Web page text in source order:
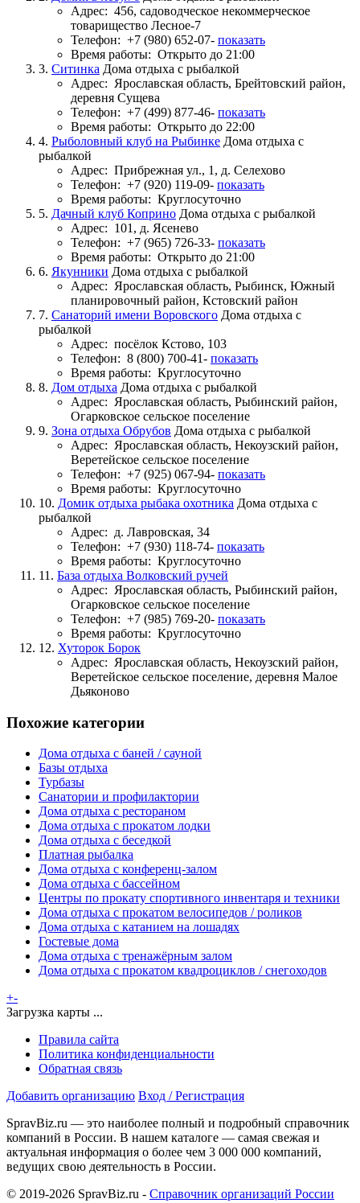
Адрес: 456, садоводческое некоммерческое
товарищество Лесное-7
Телефон: +7 (980) 652-07- показать
Время работы: Открыто до 21:00
3. Ситинка Дома отдыха с рыбалкой
Адрес: Ярославская область, Брейтовский район,
деревня Сущева
Телефон: +7 (499) 877-46- показать
Время работы: Открыто до 22:00
4. Рыболовный клуб на Рыбинке Дома отдыха с
рыбалкой
Адрес: Прибрежная ул., 1, д. Селехово
Телефон: +7 (920) 119-09- показать
Время работы: Круглосуточно
5. Дачный клуб Коприно Дома отдыха с рыбалкой
Адрес: 101, д. Ясенево
Телефон: +7 (965) 726-33- показать
Время работы: Открыто до 21:00
6. Якунники Дома отдыха с рыбалкой
Адрес: Ярославская область, Рыбинск, Южный
планировочный район, Кстовский район
7. Санаторий имени Воровского Дома отдыха с
рыбалкой
Адрес: посёлок Кстово, 103
Телефон: 8 (800) 700-41- показать
Время работы: Круглосуточно
8. Дом отдыха Дома отдыха с рыбалкой
Адрес: Ярославская область, Рыбинский район,
Огарковское сельское поселение
9. Зона отдыха Обрубов Дома отдыха с рыбалкой
Адрес: Ярославская область, Некоузский район,
Веретейское сельское поселение
Телефон: +7 (925) 067-94- показать
Время работы: Круглосуточно
10. Домик отдыха рыбака охотника Дома отдыха с
рыбалкой
Адрес: д. Лавровская, 34
Телефон: +7 (930) 118-74- показать
Время работы: Круглосуточно
11. База отдыха Волковский ручей
Адрес: Ярославская область, Рыбинский район,
Огарковское сельское поселение
Телефон: +7 (985) 769-20- показать
Время работы: Круглосуточно
12. Хуторок Борок
Адрес: Ярославская область, Некоузский район,
Веретейское сельское поселение, деревня Малое
Дьяконово
Похожие категории
Дома отдыха с баней / сауной
Базы отдыха
Турбазы
Санатории и профилактории
Дома отдыха с рестораном
Дома отдыха с прокатом лодки
Дома отдыха с беседкой
Платная рыбалка
Дома отдыха с конференц-залом
Дома отдыха с бассейном
Центры по прокату спортивного инвентаря и техники
Дома отдыха с прокатом велосипедов / роликов
Дома отдыха с катанием на лошадях
Гостевые дома
Дома отдыха с тренажёрным залом
Дома отдыха с прокатом квадроциклов / снегоходов
+-
Загрузка карты ...
Правила сайта
Политика конфиденциальности
Обратная связь
Добавить организацию Вход / Регистрация
SpravBiz.ru — это наиболее полный и подробный справочник
компаний в России. В нашем каталоге — самая свежая и
актуальная информация о более чем 3 000 000 компаний,
ведущих свою деятельность в России.
© 2019-2026 SpravBiz.ru - Справочник организаций России